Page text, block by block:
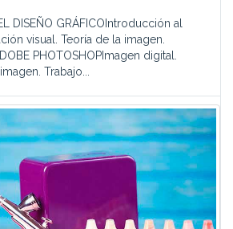
DISEÑO GRÁFICOIntroducción al
visual. Teoría de la imagen.
PHOTOSHOPImagen digital.
Trabajo...